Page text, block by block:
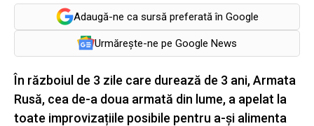
Adaugă-ne ca sursă preferată în Google
Urmărește-ne pe Google News
În războiul de 3 zile care durează de 3 ani, Armata
Rusă, cea de-a doua armată din lume, a apelat la
toate improvizațiile posibile pentru a-și alimenta